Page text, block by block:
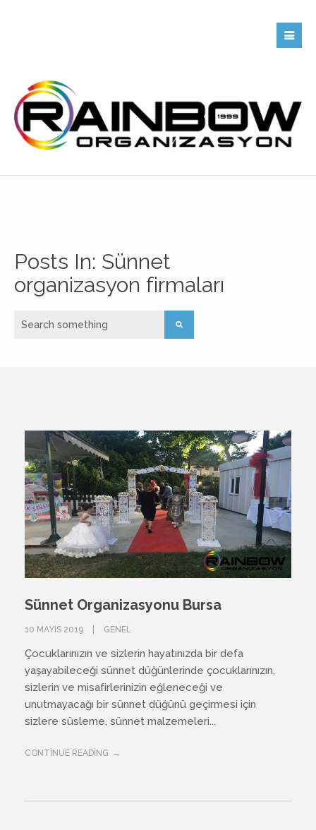
Posts In: Sünnet
organizasyon firmaları
Sünnet Organizasyonu Bursa
10 MAYIS 2019 GENEL
Çocuklarınızın ve sizlerin hayatınızda bir defa
yaşayabileceği sünnet düğünlerinde çocuklarınızın,
sizlerin ve misafirlerinizin eğleneceği ve
unutmayacağı bir sünnet düğünü geçirmesi için
sizlere süsleme, sünnet malzemeleri...
CONTINUE READING